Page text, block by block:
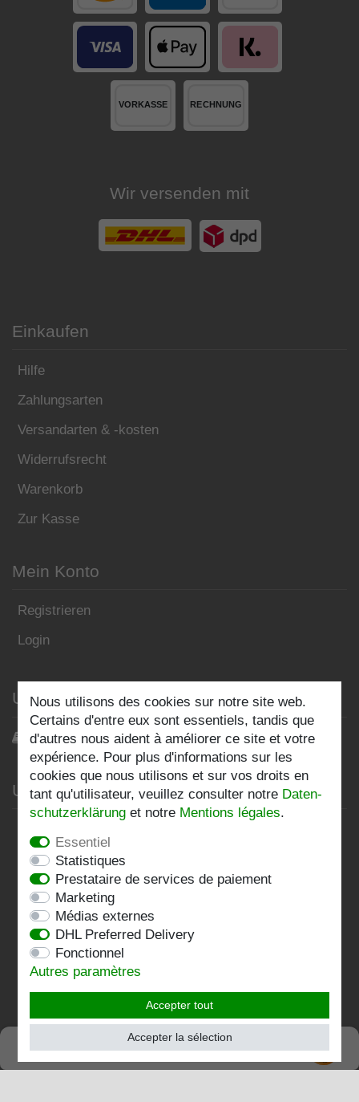
Wir versenden mit
Einkaufen
Hilfe
Zahlungsarten
Versandarten & -kosten
Widerrufsrecht
Warenkorb
Zur Kasse
Mein Konto
Registrieren
Login
Unser Blog
Blog
Unternehmen
AGB
Impressum
Kontakt
Folgen Sie uns:
Nous utilisons des cookies sur notre site web.
Certains d'entre eux sont essentiels, tandis que
d'autres nous aident à améliorer ce site et votre
expérience. Pour plus d'informations sur les
cookies que nous utilisons et sur vos droits en
tant qu'utilisateur, veuillez consulter notre Daten­
schutz­erklärung et notre Mentions légales.
Essentiel
Statistiques
Prestataire de services de paiement
Marketing
Médias externes
DHL Preferred Delivery
Fonctionnel
Autres paramètres
Accepter tout
Accepter la sélection
SEHR GUT